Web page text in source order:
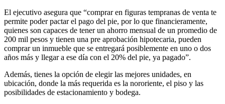
El ejecutivo asegura que “comprar en figuras tempranas de venta te
permite poder pactar el pago del pie, por lo que financieramente,
quienes son capaces de tener un ahorro mensual de un promedio de
200 mil pesos y tienen una pre aprobación hipotecaria, pueden
comprar un inmueble que se entregará posiblemente en uno o dos
años más y llegar a ese día con el 20% del pie, ya pagado”.
Además, tienes la opción de elegir las mejores unidades, en
ubicación, donde la más requerida es la nororiente, el piso y las
posibilidades de estacionamiento y bodega.